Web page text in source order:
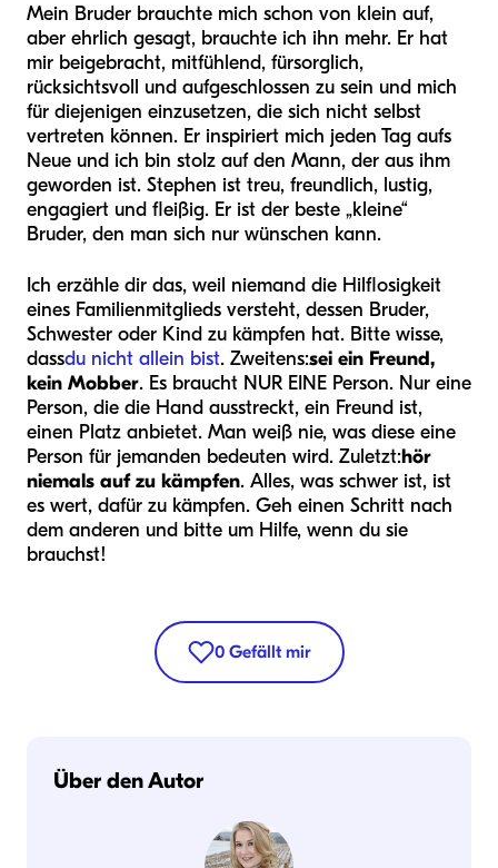
Mein Bruder brauchte mich schon von klein auf,
aber ehrlich gesagt, brauchte ich ihn mehr. Er hat
mir beigebracht, mitfühlend, fürsorglich,
rücksichtsvoll und aufgeschlossen zu sein und mich
für diejenigen einzusetzen, die sich nicht selbst
vertreten können. Er inspiriert mich jeden Tag aufs
Neue und ich bin stolz auf den Mann, der aus ihm
geworden ist. Stephen ist treu, freundlich, lustig,
engagiert und fleißig. Er ist der beste „kleine“
Bruder, den man sich nur wünschen kann.
Ich erzähle dir das, weil niemand die Hilflosigkeit
eines Familienmitglieds versteht, dessen Bruder,
Schwester oder Kind zu kämpfen hat. Bitte wisse,
dassdu nicht allein bist. Zweitens:sei ein Freund,
kein Mobber. Es braucht NUR EINE Person. Nur eine
Person, die die Hand ausstreckt, ein Freund ist,
einen Platz anbietet. Man weiß nie, was diese eine
Person für jemanden bedeuten wird. Zuletzt:hör
niemals auf zu kämpfen. Alles, was schwer ist, ist
es wert, dafür zu kämpfen. Geh einen Schritt nach
dem anderen und bitte um Hilfe, wenn du sie
brauchst!
0 Gefällt mir
Über den Autor